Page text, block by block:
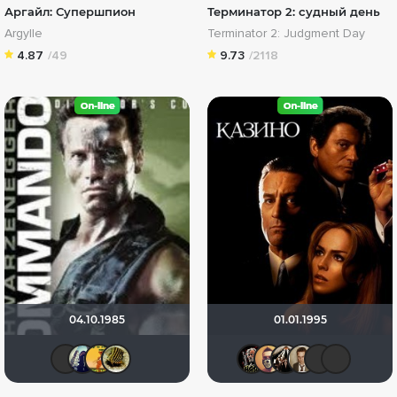
Аргайл: Супершпион
Argylle
4.87 /49
Терминатор 2: судный день
Terminator 2: Judgment Day
9.73 /2118
04.10.1985
DENISpatomka
vadim7791
01.01.1995
Бомжара